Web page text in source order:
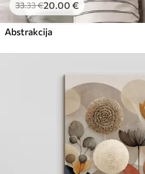
33.33€20.00 €
Abstrakcija